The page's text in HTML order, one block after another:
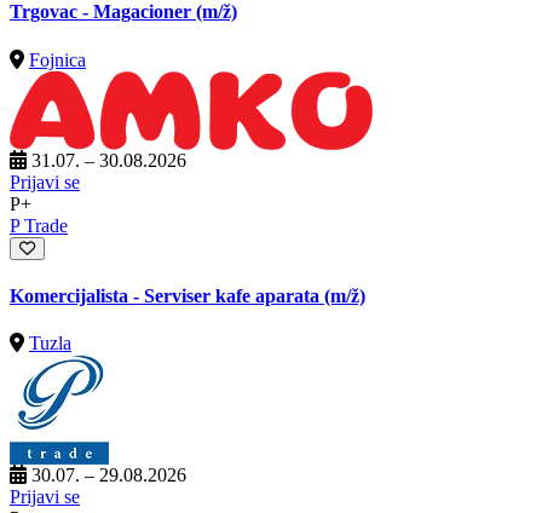
Trgovac - Magacioner (m/ž)
Fojnica
31.07. – 30.08.2026
Prijavi se
P+
P Trade
Komercijalista - Serviser kafe aparata (m/ž)
Tuzla
30.07. – 29.08.2026
Prijavi se